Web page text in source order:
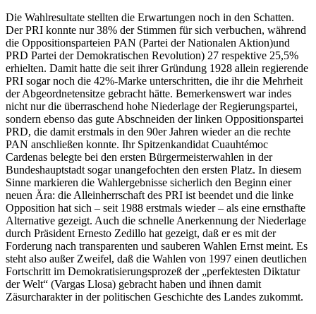
Die Wahlresultate stellten die Erwartungen noch in den Schatten.
Der PRI konnte nur 38% der Stimmen für sich verbuchen, während
die Oppositionsparteien PAN (Partei der Nationalen Aktion)und
PRD Partei der Demokratischen Revolution) 27 respektive 25,5%
erhielten. Damit hatte die seit ihrer Gründung 1928 allein regierende
PRI sogar noch die 42%-Marke unterschritten, die ihr die Mehrheit
der Abgeordnetensitze gebracht hätte. Bemerkenswert war indes
nicht nur die überraschend hohe Niederlage der Regierungspartei,
sondern ebenso das gute Abschneiden der linken Oppositionspartei
PRD, die damit erstmals in den 90er Jahren wieder an die rechte
PAN anschließen konnte. Ihr Spitzenkandidat Cuauhtémoc
Cardenas belegte bei den ersten Bürgermeisterwahlen in der
Bundeshauptstadt sogar unangefochten den ersten Platz. In diesem
Sinne markieren die Wahlergebnisse sicherlich den Beginn einer
neuen Ära: die Alleinherrschaft des PRI ist beendet und die linke
Opposition hat sich – seit 1988 erstmals wieder – als eine ernsthafte
Alternative gezeigt. Auch die schnelle Anerkennung der Niederlage
durch Präsident Ernesto Zedillo hat gezeigt, daß er es mit der
Forderung nach transparenten und sauberen Wahlen Ernst meint. Es
steht also außer Zweifel, daß die Wahlen von 1997 einen deutlichen
Fortschritt im Demokratisierungsprozeß der „perfektesten Diktatur
der Welt“ (Vargas Llosa) gebracht haben und ihnen damit
Zäsurcharakter in der politischen Geschichte des Landes zukommt.